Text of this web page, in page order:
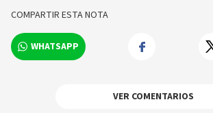
relevantes en tiempo real.
COMPARTIR ESTA NOTA
WHATSAPP
VER COMENTARIOS